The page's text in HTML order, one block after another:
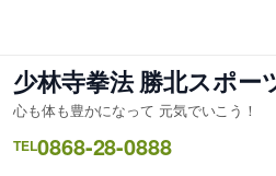
少林寺拳法 勝北スポー
心も体も豊かになって 元気でいこう！
TEL0868-28-0888